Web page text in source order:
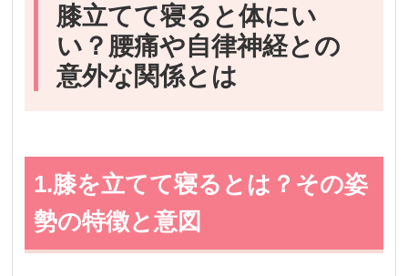
膝立てて寝ると体にい
い？腰痛や自律神経との
意外な関係とは
1.膝を立てて寝るとは？その姿
勢の特徴と意図